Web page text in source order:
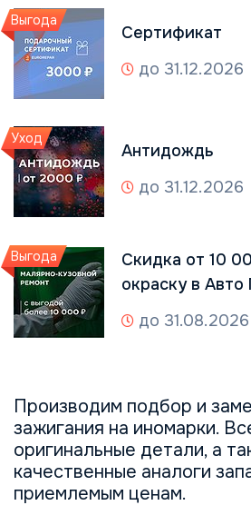
Производим подбор и
зажигания на иномарки.
оригинальные детали, а
качественные аналоги
приемлемым ценам.
Выгода
Сертификат
до 31.12.2026
Уход
Антидождь
до 31.12.2026
Выгода
Скидка от 10
окраску в
до 31.08.2026